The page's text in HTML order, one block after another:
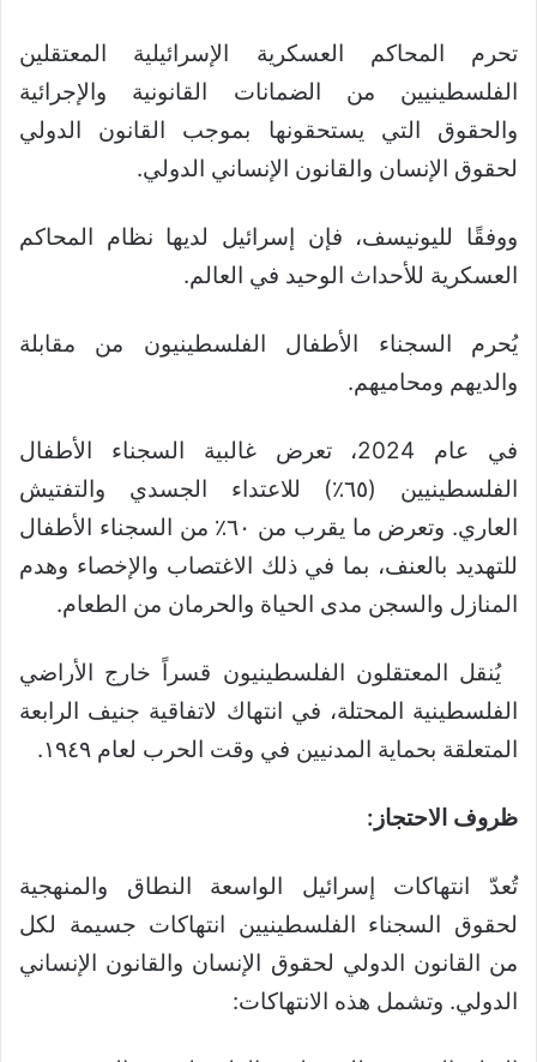
تحرم المحاكم العسكرية الإسرائيلية المعتقلين
الفلسطينيين من الضمانات القانونية والإجرائية
والحقوق التي يستحقونها بموجب القانون الدولي
لحقوق الإنسان والقانون الإنساني الدولي.
ووفقًا لليونيسف، فإن إسرائيل لديها نظام المحاكم
العسكرية للأحداث الوحيد في العالم.
يُحرم السجناء الأطفال الفلسطينيون من مقابلة
والديهم ومحاميهم.
في عام 2024، تعرض غالبية السجناء الأطفال
الفلسطينيين (٦٥٪) للاعتداء الجسدي والتفتيش
العاري. وتعرض ما يقرب من ٦٠٪ من السجناء الأطفال
للتهديد بالعنف، بما في ذلك الاغتصاب والإخصاء وهدم
المنازل والسجن مدى الحياة والحرمان من الطعام.
يُنقل المعتقلون الفلسطينيون قسراً خارج الأراضي
الفلسطينية المحتلة، في انتهاك لاتفاقية جنيف الرابعة
المتعلقة بحماية المدنيين في وقت الحرب لعام ١٩٤٩.
ظروف الاحتجاز:
تُعدّ انتهاكات إسرائيل الواسعة النطاق والمنهجية
لحقوق السجناء الفلسطينيين انتهاكات جسيمة لكل
من القانون الدولي لحقوق الإنسان والقانون الإنساني
الدولي. وتشمل هذه الانتهاكات: